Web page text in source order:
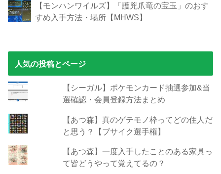
【モンハンワイルズ】「護兇爪竜の宝玉」のおす
すめ入手方法・場所【MHWS】
人気の投稿とページ
【シーガル】ポケモンカード抽選参加&当
選確認・会員登録方法まとめ
【あつ森】真のゲテモノ枠ってどの住人だ
と思う？【ブサイク選手権】
【あつ森】一度入手したことのある家具っ
て皆どうやって覚えてるの？